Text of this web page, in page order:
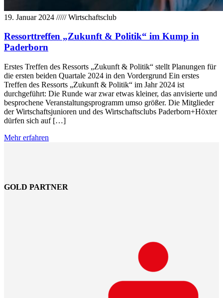
19. Januar 2024 /////Wirtschaftsclub
Ressorttreffen „Zukunft & Politik“ im Kump in
Paderborn
Erstes Treffen des Ressorts „Zukunft & Politik“ stellt Planungen für
die ersten beiden Quartale 2024 in den Vordergrund Ein erstes
Treffen des Ressorts „Zukunft & Politik“ im Jahr 2024 ist
durchgeführt: Die Runde war zwar etwas kleiner, das anvisierte und
besprochene Veranstaltungsprogramm umso größer. Die Mitglieder
der Wirtschaftsjunioren und des Wirtschaftsclubs Paderborn+Höxter
dürfen sich auf […]
Mehr erfahren
GOLD PARTNER